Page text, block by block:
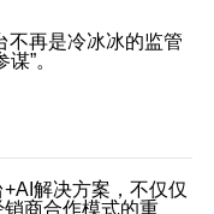
不再是冷冰冰的监管
”。
解决方案，不仅仅
商合作模式的重